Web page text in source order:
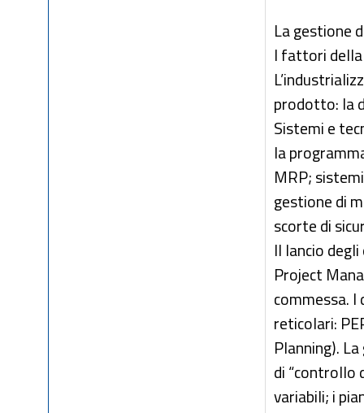
La gestione
I fattori
prodotto: la
Sistemi e
la
MRP;
gestione di
scorte di
Il lancio
Project
commessa.
reticolari:
Planning).
di “controllo
variabili; i